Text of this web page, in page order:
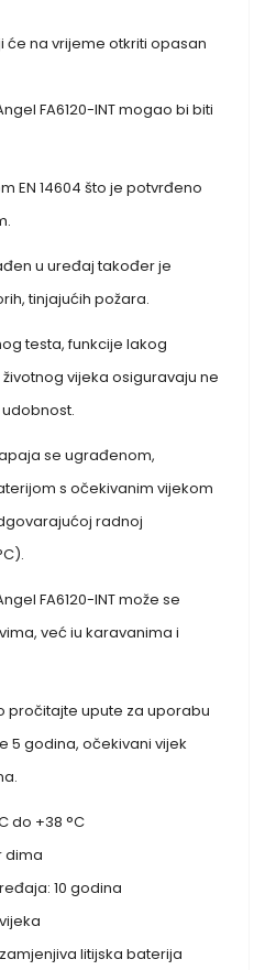
će na vrijeme otkriti opasan
FA6120-INT mogao bi biti
EN 14604 što je potvrđeno
u uređaj također je
tinjajućih požara.
testa, funkcije lakog
vijeka osiguravaju ne
se ugrađenom,
s očekivanim vijekom
radnoj
FA6120-INT može se
već iu karavanima i
pročitajte upute za uporabu
5 godina, očekivani vijek
do +38 °C
dima
10 godina
litijska baterija